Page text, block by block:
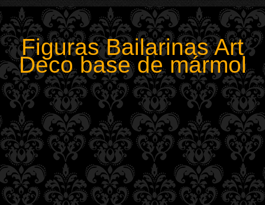
Figuras Bailarinas Art
Deco base de mármol